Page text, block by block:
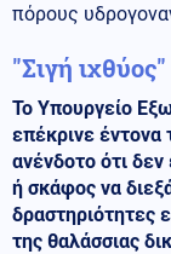
πόρους
"Σιγή
Το Υπουργείο
επέκρινε
ανένδοτο ότι
ή σκάφος να
δραστηριότητες
της θαλάσσιας